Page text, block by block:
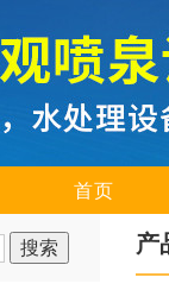
首页
产